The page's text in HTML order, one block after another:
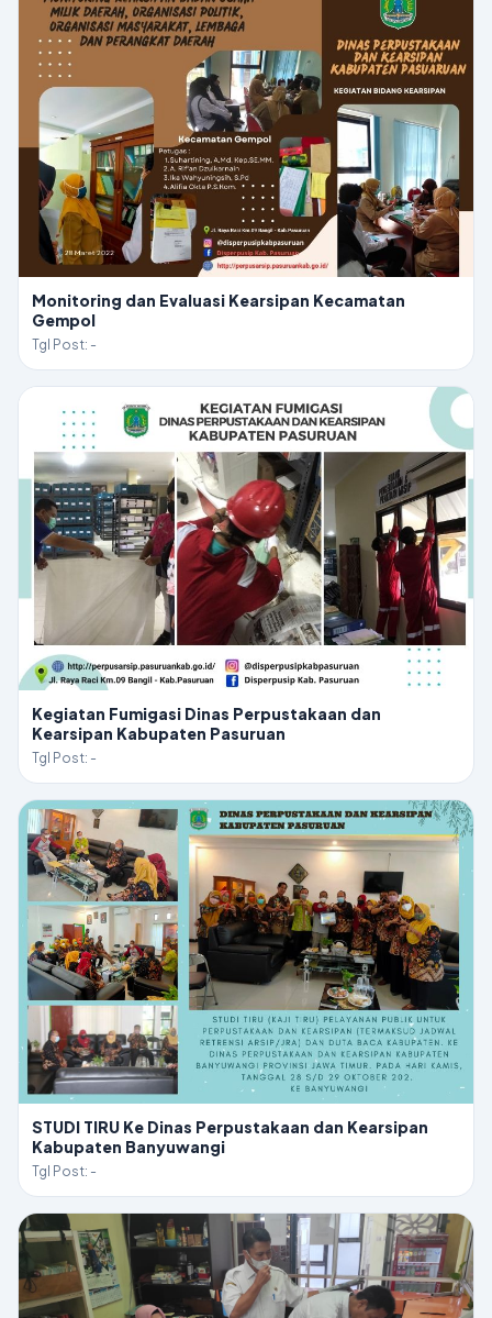
Monitoring dan Evaluasi Kearsipan Kecamatan
Gempol
Tgl Post: -
Kegiatan Fumigasi Dinas Perpustakaan dan
Kearsipan Kabupaten Pasuruan
Tgl Post: -
STUDI TIRU Ke Dinas Perpustakaan dan Kearsipan
Kabupaten Banyuwangi
Tgl Post: -